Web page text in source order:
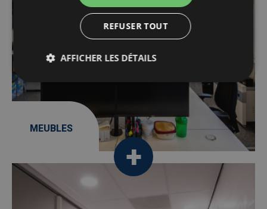
MEUBLES
Afbeelding
/fr/Services-a-360/sanitaires
REFUSER TOUT
AFFICHER LES DÉTAILS